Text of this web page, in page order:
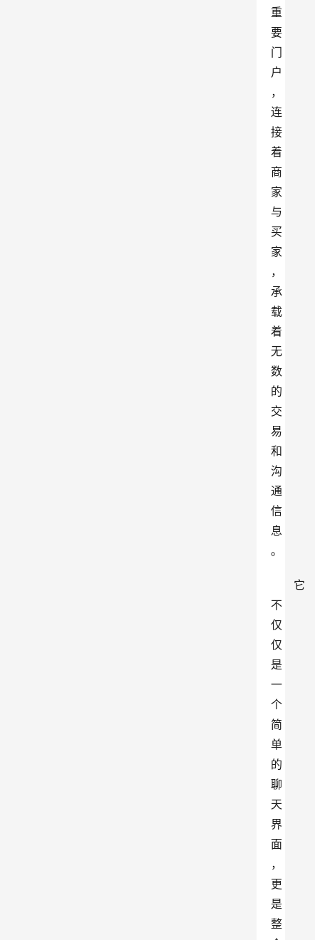
重
要
门
户
，
连
接
着
商
家
与
买
家
，
承
载
着
无
数
的
交
易
和
沟
通
信
息
。
它
不
仅
仅
是
一
个
简
单
的
聊
天
界
面
，
更
是
整